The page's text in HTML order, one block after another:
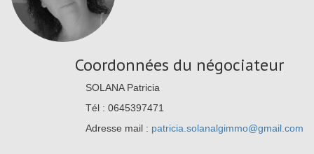
Coordonnées du négociateur
SOLANA Patricia
Tél : 0645397471
Adresse mail : patricia.solanalgimmo@gmail.com